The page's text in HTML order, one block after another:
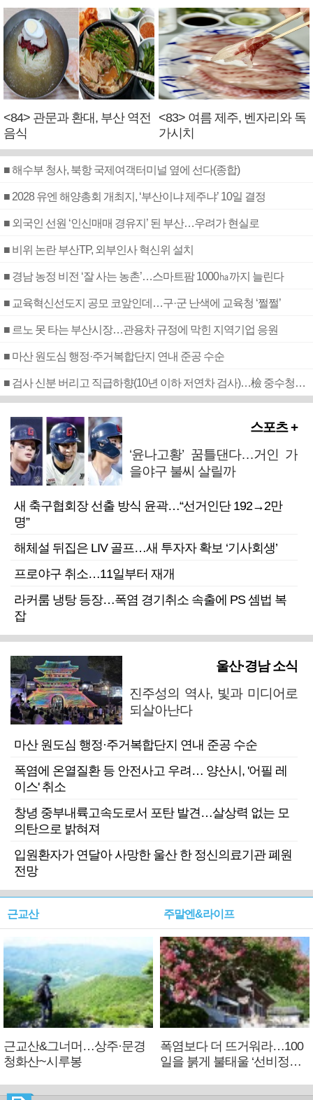
<84> 관문과 환대, 부산 역전
음식
<83> 여름 제주, 벤자리와 독
가시치
■ 해수부 청사, 북항 국제여객터미널 옆에 선다(종합)
■ 2028 유엔 해양총회 개최지, ‘부산이냐 제주냐’ 10일 결정
■ 외국인 선원 ‘인신매매 경유지’ 된 부산…우려가 현실로
■ 비위 논란 부산TP, 외부인사 혁신위 설치
■ 경남 농정 비전 ‘잘 사는 농촌’…스마트팜 1000㏊까지 늘린다
■ 교육혁신선도지 공모 코앞인데…구·군 난색에 교육청 ‘쩔쩔’
■ 르노 못 타는 부산시장…관용차 규정에 막힌 지역기업 응원
■ 마산 원도심 행정·주거복합단지 연내 준공 수순
■ 검사 신분 버리고 직급하향(10년 이하 저연차 검사)…檢 중수청행 기피
스포츠 +
‘윤나고황’ 꿈틀댄다…거인 가
을야구 불씨 살릴까
새 축구협회장 선출 방식 윤곽…“선거인단 192→2만
명”
해체설 뒤집은 LIV 골프…새 투자자 확보 ‘기사회생’
프로야구 취소…11일부터 재개
라커룸 냉탕 등장…폭염 경기취소 속출에 PS 셈법 복
잡
울산·경남 소식
진주성의 역사, 빛과 미디어로
되살아난다
마산 원도심 행정·주거복합단지 연내 준공 수순
폭염에 온열질환 등 안전사고 우려… 양산시, '어필 레
이스' 취소
창녕 중부내륙고속도로서 포탄 발견…살상력 없는 모
의탄으로 밝혀져
입원환자가 연달아 사망한 울산 한 정신의료기관 폐원
전망
근교산
근교산&그너머…상주·문경
청화산~시루봉
주말엔&라이프
폭염보다 더 뜨거워라…100
일을 붉게 불태울 ‘선비정신’